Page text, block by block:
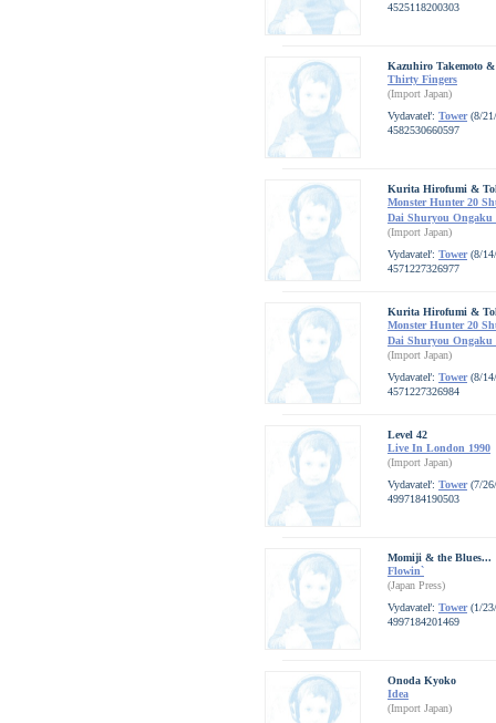
4525118200303
Kazuhiro Takemoto
Thirty Fingers
(Import Japan)
Vydavateľ: Tower(8/
4582530660597
Kurita Hirofumi &
Monster Hunter 20
Dai Shuryou Ongaku
(Import Japan)
Vydavateľ: Tower(8/
4571227326977
Kurita Hirofumi &
Monster Hunter 20
Dai Shuryou Ongaku
(Import Japan)
Vydavateľ: Tower(8/
4571227326984
Level 42
Live In London 1990
(Import Japan)
Vydavateľ: Tower(7/
4997184190503
Momiji & the Blues...
Flowin`
(Japan Press)
Vydavateľ: Tower(1/
4997184201469
Onoda Kyoko
Idea
(Import Japan)